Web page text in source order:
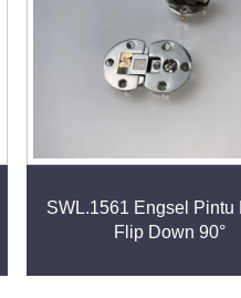
SWL.1561 Engsel Pintu
Flip Down 90°